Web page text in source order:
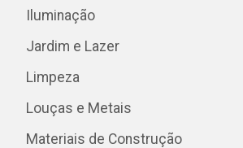
Iluminação
Jardim e Lazer
Limpeza
Louças e Metais
Materiais de Construção